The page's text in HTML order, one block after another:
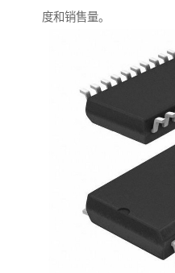
度和销售量。